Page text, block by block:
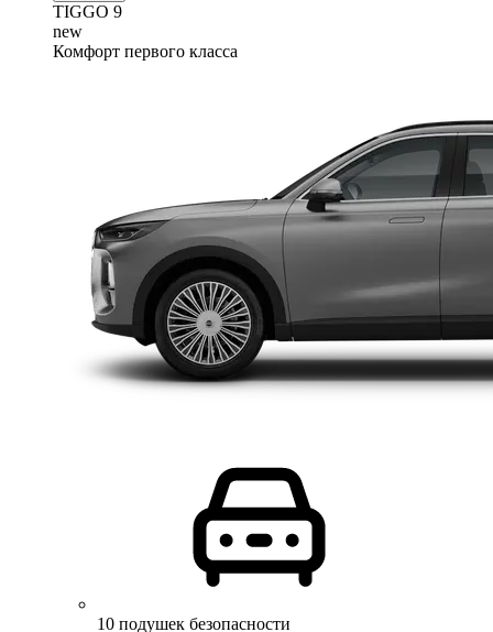
TIGGO 9
new
Комфорт первого класса
10 подушек безопасности